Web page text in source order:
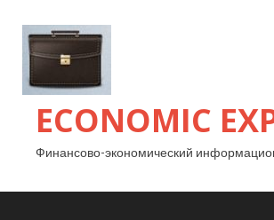
ECONOMIC
Финансово-экономический